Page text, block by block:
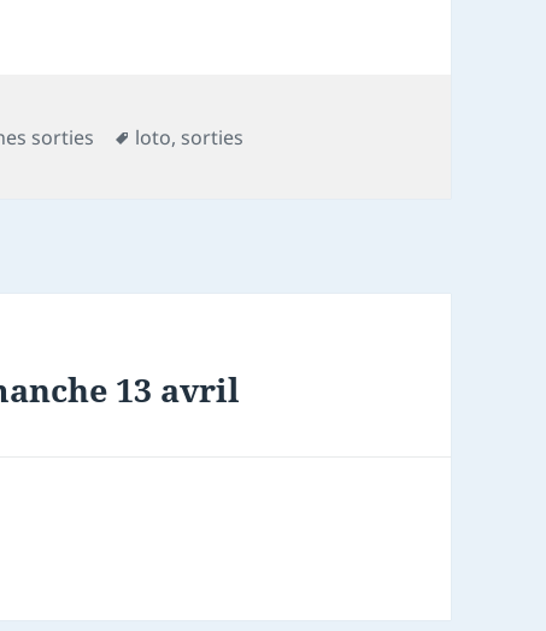
sorties
Mots-
loto, sorties
13 avril